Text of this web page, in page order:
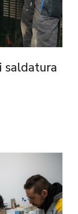
saldatura